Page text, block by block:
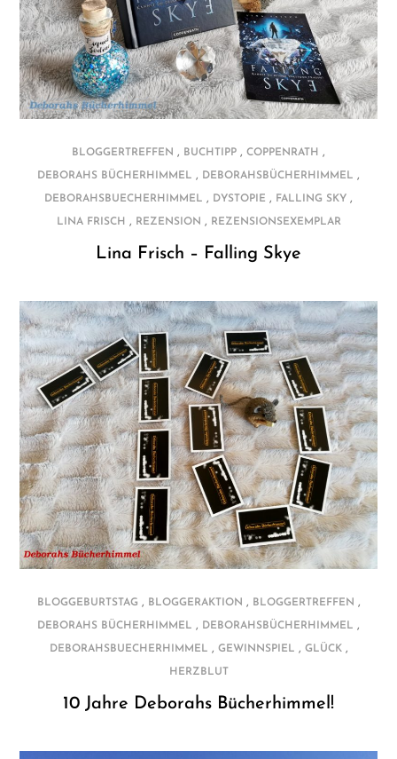
BLOGGERTREFFEN , BUCHTIPP , COPPENRATH ,
DEBORAHS BÜCHERHIMMEL , DEBORAHSBÜCHERHIMMEL ,
DEBORAHSBUECHERHIMMEL , DYSTOPIE , FALLING SKY ,
LINA FRISCH , REZENSION , REZENSIONSEXEMPLAR
Lina Frisch – Falling Skye
BLOGGEBURTSTAG , BLOGGERAKTION , BLOGGERTREFFEN ,
DEBORAHS BÜCHERHIMMEL , DEBORAHSBÜCHERHIMMEL ,
DEBORAHSBUECHERHIMMEL , GEWINNSPIEL , GLÜCK,
HERZBLUT
10 Jahre Deborahs Bücherhimmel!